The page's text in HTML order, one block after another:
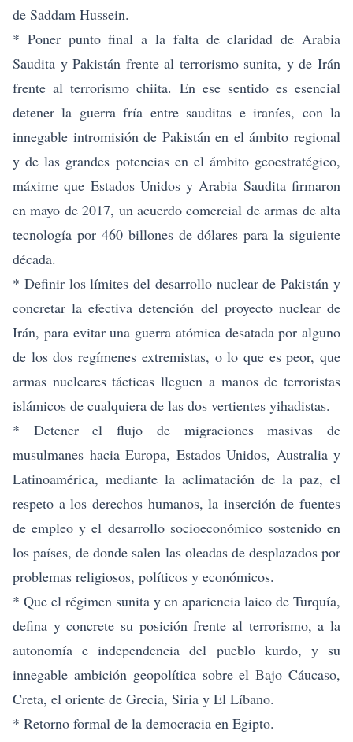
de Saddam Hussein.
* Poner punto final a la falta de claridad de Arabia
Saudita y Pakistán frente al terrorismo sunita, y de Irán
frente al terrorismo chiita. En ese sentido es esencial
detener la guerra fría entre sauditas e iraníes, con la
innegable intromisión de Pakistán en el ámbito regional
y de las grandes potencias en el ámbito geoestratégico,
máxime que Estados Unidos y Arabia Saudita firmaron
en mayo de 2017, un acuerdo comercial de armas de alta
tecnología por 460 billones de dólares para la siguiente
década.
* Definir los límites del desarrollo nuclear de Pakistán y
concretar la efectiva detención del proyecto nuclear de
Irán, para evitar una guerra atómica desatada por alguno
de los dos regímenes extremistas, o lo que es peor, que
armas nucleares tácticas lleguen a manos de terroristas
islámicos de cualquiera de las dos vertientes yihadistas.
* Detener el flujo de migraciones masivas de
musulmanes hacia Europa, Estados Unidos, Australia y
Latinoamérica, mediante la aclimatación de la paz, el
respeto a los derechos humanos, la inserción de fuentes
de empleo y el desarrollo socioeconómico sostenido en
los países, de donde salen las oleadas de desplazados por
problemas religiosos, políticos y económicos.
* Que el régimen sunita y en apariencia laico de Turquía,
defina y concrete su posición frente al terrorismo, a la
autonomía e independencia del pueblo kurdo, y su
innegable ambición geopolítica sobre el Bajo Cáucaso,
Creta, el oriente de Grecia, Siria y El Líbano.
* Retorno formal de la democracia en Egipto.